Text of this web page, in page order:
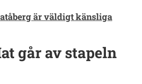
är väldigt känsliga
går av stapeln